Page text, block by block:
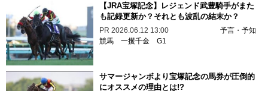
【JRA宝塚記念】レジェンド武豊騎手がまた
も記録更新か？それとも波乱の結末か？
PR 2026.06.12 13:00
予言・予知
競馬 一攫千金 G1
サマージャンボより宝塚記念の馬券が圧倒的
にオススメの理由とは!?